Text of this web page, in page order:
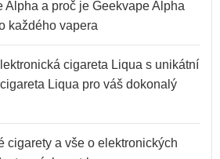
Alpha a proč je Geekvape Alpha
každého vapera
cigareta Liqua s unikátní
Liqua pro váš dokonalý
cigarety a vše o elektronických